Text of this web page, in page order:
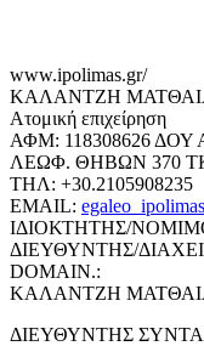
www.ipolimas.gr/
ΚΑΛΑΝΤΖΗ
Ατομική επιχείρηση
ΑΦΜ: 118308626 ΔΟΥ
ΛΕΩΦ. ΘΗΒΩΝ 370
ΤΗΛ: +30.2105908235
EMAIL:
ΙΔΙΟΚΤΗΤΗΣ/
ΔΙΕΥΘΥΝΤΗΣ/
DOMAIN.:
ΚΑΛΑΝΤΖΗ
ΔΙΕΥΘΥΝΤΗΣ